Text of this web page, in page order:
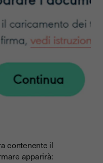
contenente il
apparirà: